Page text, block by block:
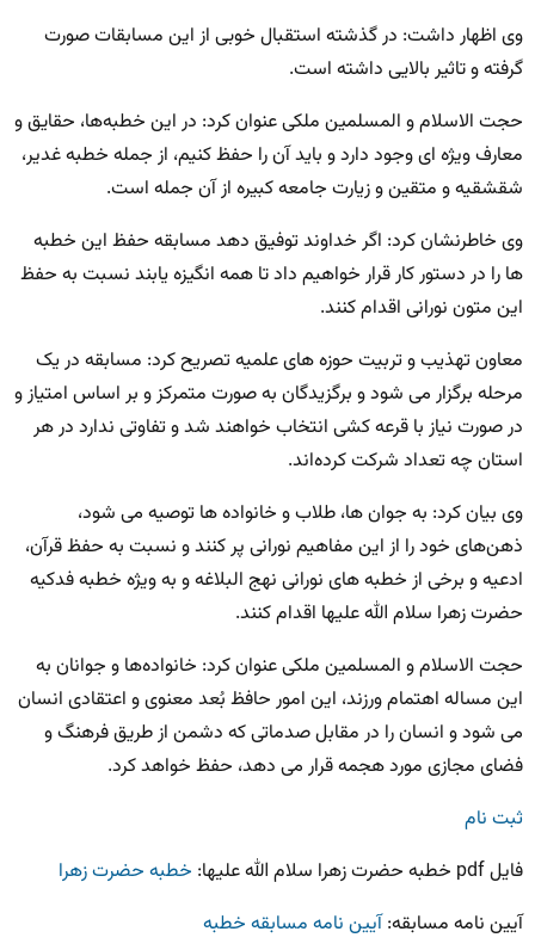
وی اظهار داشت: در گذشته استقبال خوبی از این مسابقات صورت
گرفته و تاثیر بالایی داشته است.
حجت الاسلام و المسلمین ملکی عنوان کرد: در این خطبه‌ها، حقایق و
معارف ویژه ای وجود دارد و باید آن را حفظ کنیم، از جمله خطبه غدیر،
شقشقیه و متقین و زیارت جامعه کبیره از آن جمله است.
وی خاطرنشان کرد: اگر خداوند توفیق دهد مسابقه حفظ این خطبه
ها را در دستور کار قرار خواهیم داد تا همه انگیزه یابند نسبت به حفظ
این متون نورانی اقدام کنند.
معاون تهذیب و تربیت حوزه های علمیه تصریح کرد: مسابقه در یک
مرحله برگزار می شود و برگزیدگان به صورت متمرکز و بر اساس امتیاز و
در صورت نیاز با قرعه کشی انتخاب خواهند شد و تفاوتی ندارد در هر
استان چه تعداد شرکت کرده‌اند.
وی بیان کرد: به جوان ها، طلاب و خانواده ها توصیه می شود،
ذهن‌های خود را از این مفاهیم نورانی پر کنند و نسبت به حفظ قرآن،
ادعیه و برخی از خطبه های نورانی نهج البلاغه و به ویژه خطبه فدکیه
حضرت زهرا سلام الله علیها اقدام کنند.
حجت الاسلام و المسلمین ملکی عنوان کرد: خانواده‌ها و جوانان به
این مساله اهتمام ورزند، این امور حافظ بُعد معنوی و اعتقادی انسان
می شود و انسان را در مقابل صدماتی که دشمن از طریق فرهنگ و
فضای مجازی مورد هجمه قرار می دهد، حفظ خواهد کرد.
ثبت نام
فایل pdf خطبه حضرت زهرا سلام الله علیها:
خطبه حضرت زهرا
آیین نامه مسابقه:آیین نامه مسابقه خطبه